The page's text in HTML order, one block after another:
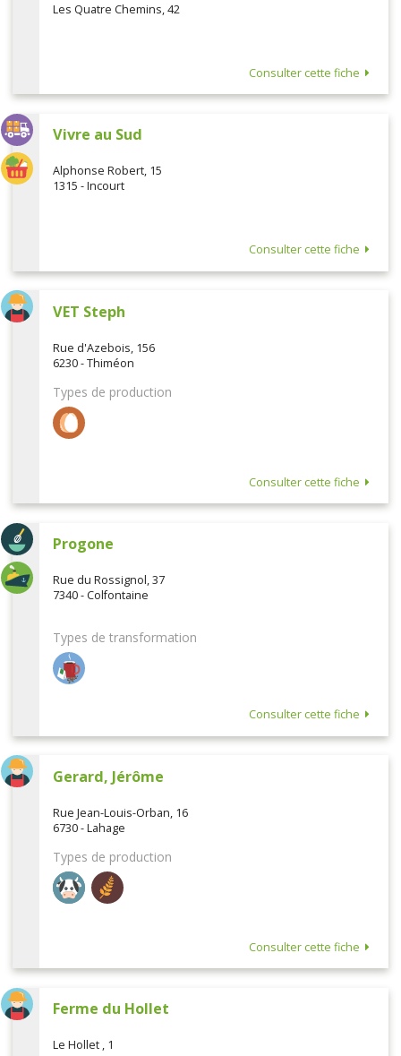
Les Quatre Chemins, 42
Consulter cette fiche
Vivre au Sud
Alphonse Robert, 15
1315 - Incourt
Consulter cette fiche
VET Steph
Rue d'Azebois, 156
6230 - Thiméon
Types de production
Consulter cette fiche
Progone
Rue du Rossignol, 37
7340 - Colfontaine
Types de transformation
Consulter cette fiche
Gerard, Jérôme
Rue Jean-Louis-Orban, 16
6730 - Lahage
Types de production
Consulter cette fiche
Ferme du Hollet
Le Hollet , 1